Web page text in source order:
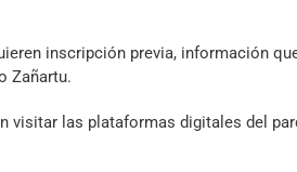
inscripción previa, información
Zañartu.
visitar las plataformas digitales del